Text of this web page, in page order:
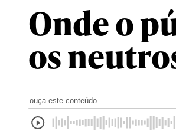
Onde o
os
ouça este conteúdo